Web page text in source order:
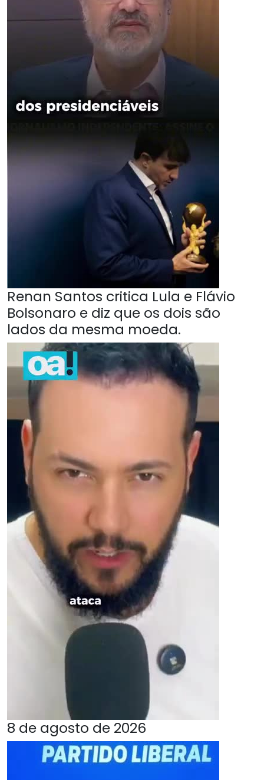
Renan Santos critica Lula e Flávio
Bolsonaro e diz que os dois são
lados da mesma moeda.
8 de agosto de 2026